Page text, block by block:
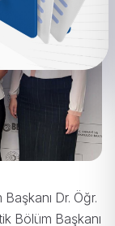
Dr. Öğr.
Bölüm Başkanı